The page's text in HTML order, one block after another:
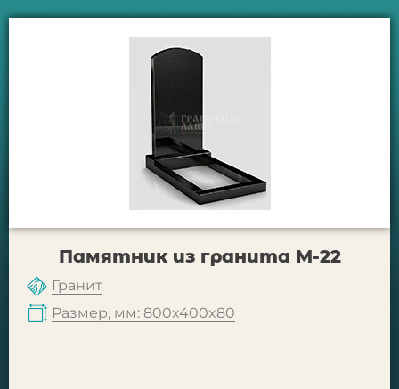
Памятник из гранита М-22
Гранит
Размер, мм: 800x400x80